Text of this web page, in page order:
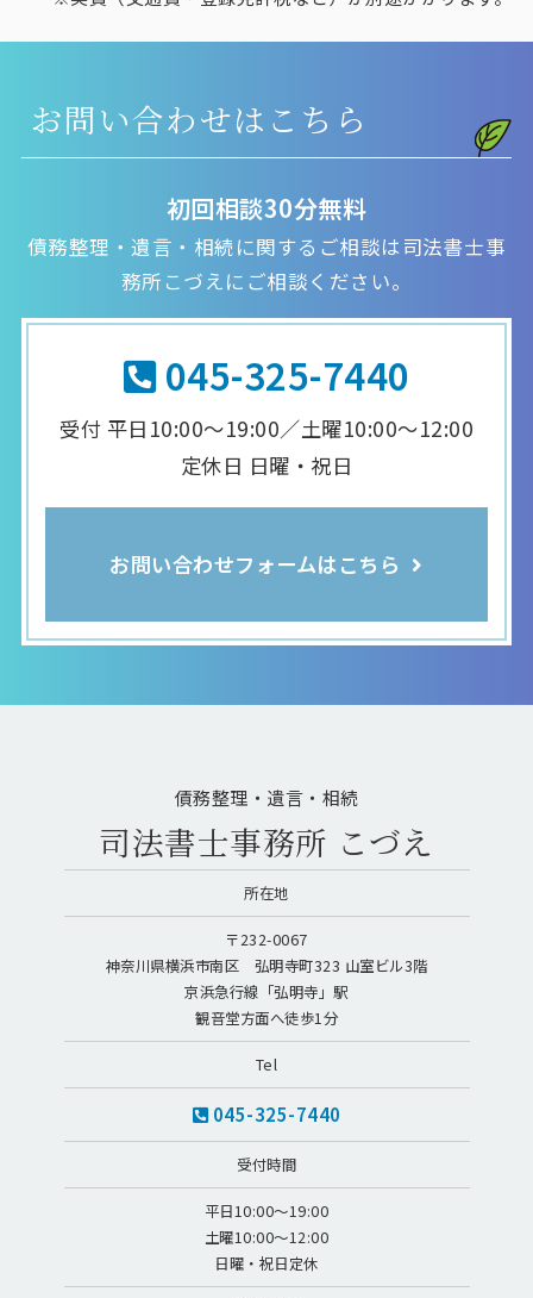
お問い合わせはこちら
初回相談30分無料
債務整理・遺言・相続に関するご相談は司法書士事
務所こづえにご相談ください。
045-325-7440
受付 平日10:00～19:00／土曜10:00～12:00
定休日 日曜・祝日
お問い合わせフォームはこちら
債務整理・遺言・相続
司法書士事務所 こづえ
所在地
〒232-0067
神奈川県横浜市南区 弘明寺町323 山室ビル3階
京浜急行線「弘明寺」駅
観音堂方面へ徒歩1分
Tel
045-325-7440
受付時間
平日10:00～19:00
土曜10:00～12:00
日曜・祝日定休